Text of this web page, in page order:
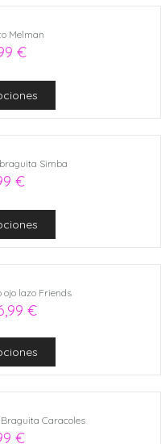
Melman
€
Simba
€
lazo Friends
€
Caracoles
€